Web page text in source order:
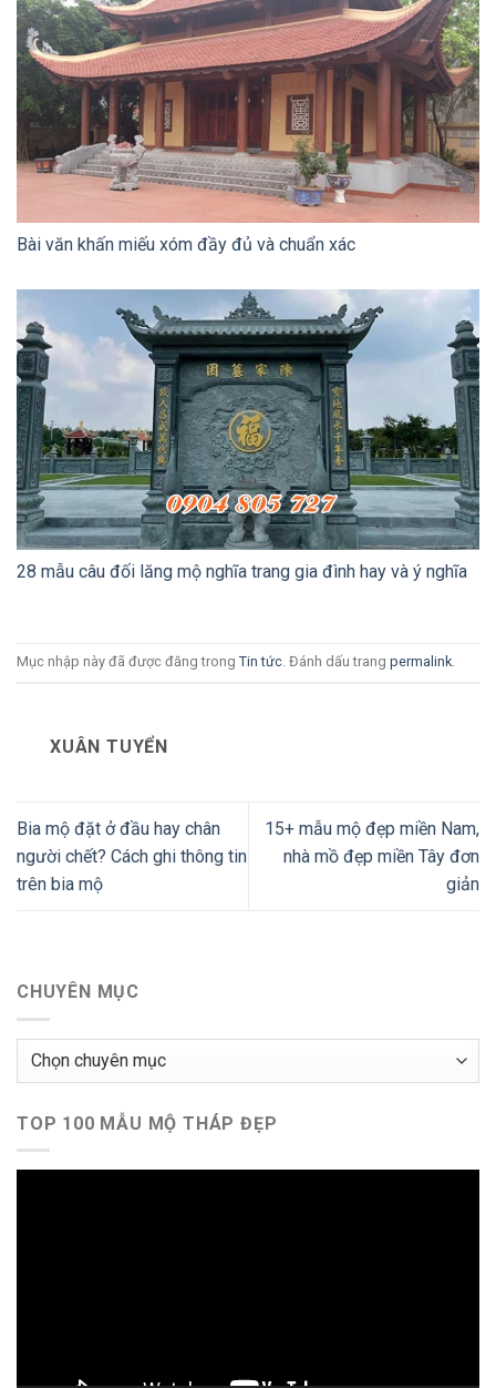
Bài văn khấn miếu xóm đầy đủ và chuẩn xác
28 mẫu câu đối lăng mộ nghĩa trang gia đình hay và ý nghĩa
Mục nhập này đã được đăng trong Tin tức. Đánh dấu trang permalink.
XUÂN TUYỂN
Bia mộ đặt ở đầu hay chân
người chết? Cách ghi thông tin
trên bia mộ
15+ mẫu mộ đẹp miền Nam,
nhà mồ đẹp miền Tây đơn
giản
CHUYÊN MỤC
Chuyên
TOP 100 MẪU MỘ THÁP ĐẸP